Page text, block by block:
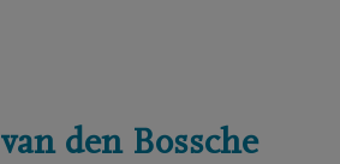
van den Bossche